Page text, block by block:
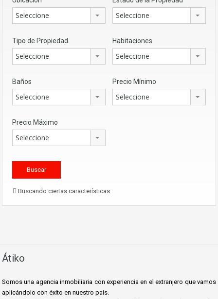
Seleccione Seleccione
Tipo de Propiedad
Seleccione
Habitaciones
Seleccione
Baños
Seleccione
Precio Mínimo
Seleccione
Precio Máximo
Seleccione
Buscando ciertas características
Átiko
Somos una agencia inmobiliaria con experiencia en el extranjero que vamos
aplicándolo con éxito en nuestro país.